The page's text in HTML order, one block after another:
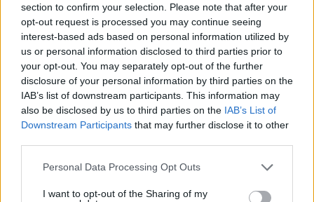
section to confirm your selection. Please note that after your
opt-out request is processed you may continue seeing
interest-based ads based on personal information utilized by
us or personal information disclosed to third parties prior to
your opt-out. You may separately opt-out of the further
disclosure of your personal information by third parties on the
IAB’s list of downstream participants. This information may
also be disclosed by us to third parties on the IAB’s List of
Downstream Participants that may further disclose it to other
Please note that this website/app uses one or more Google
not limited to your visit or usage behaviour. You may click to
Personal Data Processing Opt Outs
I want to opt-out of the Sharing of my
στελεχώνεται και ενισχύεται. Αντίστοιχα
προχωράμε στην ανάπτυξη του
Πανεπιστημιακού Κέντρου Υγείας στο
Περιστέρι.
Έχουμε ξεκινήσει, επίσης, τηνανάπτυξη του
παραρτήματος του Νοσοκομείου Παίδων στο
χρειάζονται φροντίδα και ήταν ένα πάγιο
αίτημα των κατοίκων της περιοχής.